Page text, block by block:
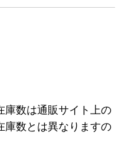
庫数は通販サイト上の
庫数とは異なりますの